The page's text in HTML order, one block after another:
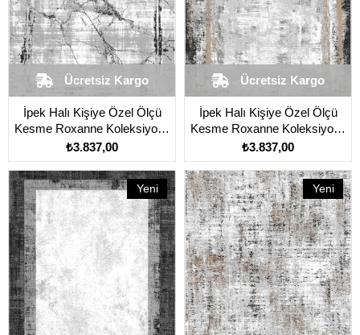
İpek Halı Kişiye Özel Ölçü
Kesme Roxanne Koleksiyonu
17103 Gri
₺3.837,00
Ücretsiz Kargo
İpek Halı Kişiye Özel Ölçü
Kesme Roxanne Koleksiyonu
17106 Gri
₺3.837,00
Ücretsiz Kargo
Yeni
Ürün
Yeni
Ürün